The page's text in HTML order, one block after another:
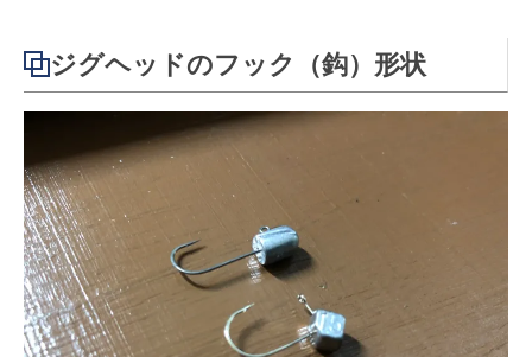
ジグヘッドのフック（鈎）形状